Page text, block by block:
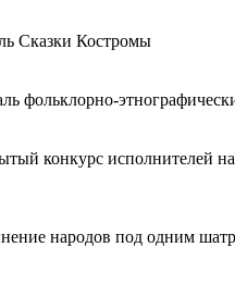
Сказки Костромы
фольклорно-
конкурс исполнителей
народов под одним